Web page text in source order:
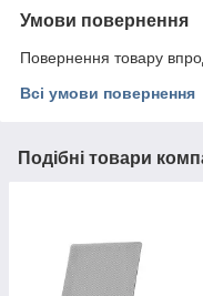
Умови повернення
Повернення товару
Всі умови повернення
Подібні товари